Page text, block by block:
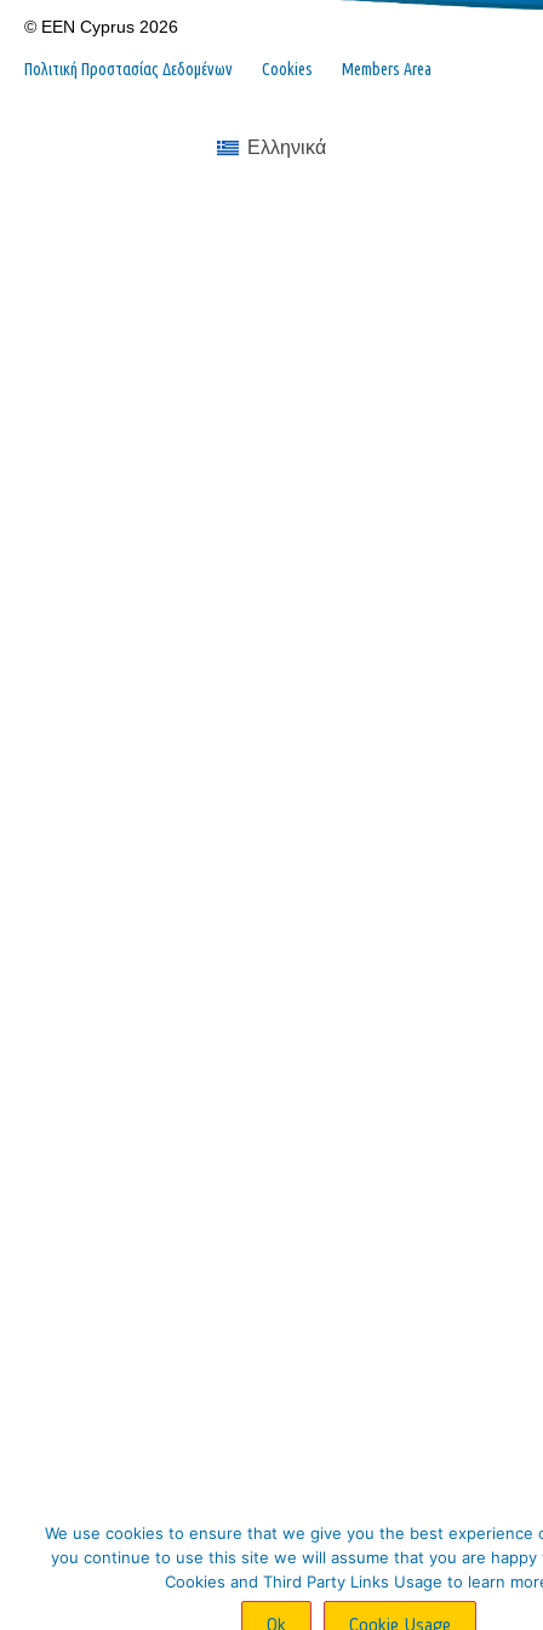
© EEN Cyprus 2026
Πολιτική Προστασίας Δεδομένων Cookies Members Area
Ελληνικά
We use cookies to ensure that we give you the best experience
you continue to use this site we will assume that you are happy
Cookies and Third Party Links Usage to learn